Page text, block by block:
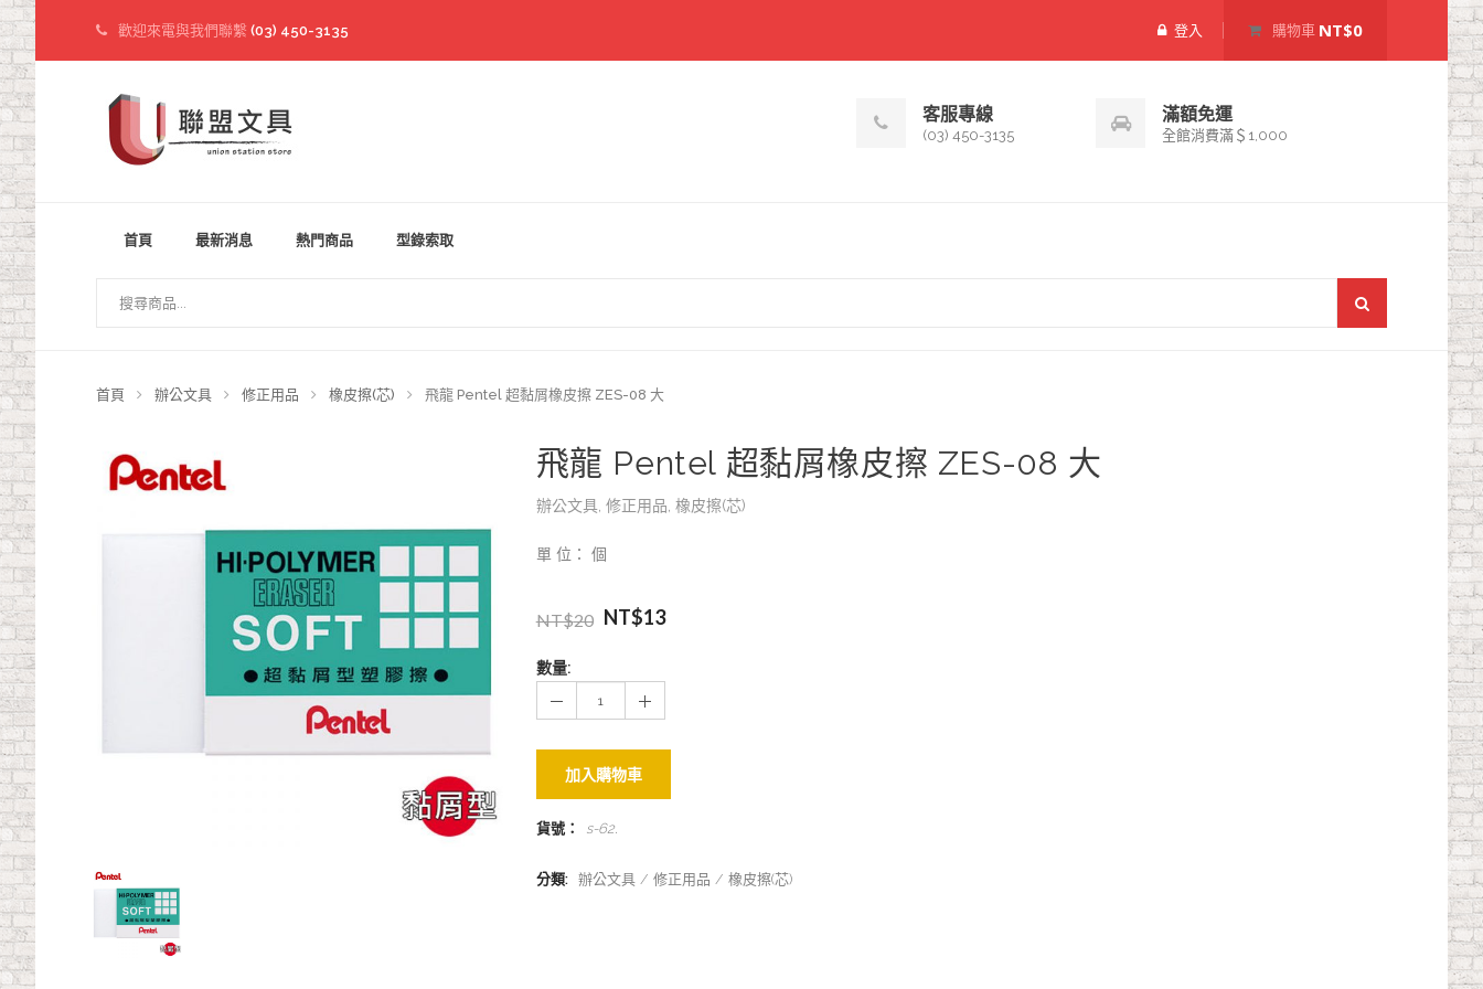
歡迎來電與我們聯繫 (03) 450-3135 登入 購物車 NT$0
客服專線
(03) 450-3135
滿額免運
全館消費滿＄1,000
首頁 最新消息 熱門商品 型錄索取
首頁 辦公文具 修正用品 橡皮擦(芯) 飛龍 Pentel 超黏屑橡皮擦 ZES-08 大
飛龍 Pentel 超黏屑橡皮擦 ZES-08 大
辦公文具, 修正用品 橡皮擦(芯)
單 位： 個
NT$20 NT$13
數量:
加入購物車
貨號： s-62.
分類: 辦公文具 修正用品 橡皮擦(芯)